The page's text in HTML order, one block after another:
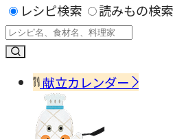
レシピ検索 読みもの検索
献立カレンダー